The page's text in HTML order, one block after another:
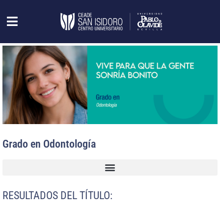
Grado en Odontología
RESULTADOS DEL TÍTULO: